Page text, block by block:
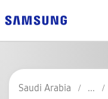
Saudi Arabia